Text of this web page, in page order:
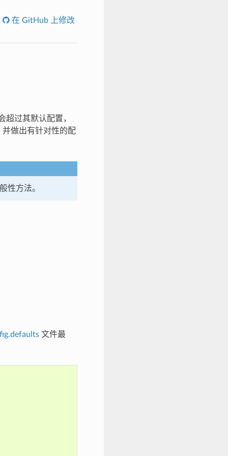
在 GitHub 上修改
超过其默认配置，
并做出有针对性的配
性方法。
文件最